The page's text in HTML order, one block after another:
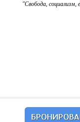
"Свобода, социализм,